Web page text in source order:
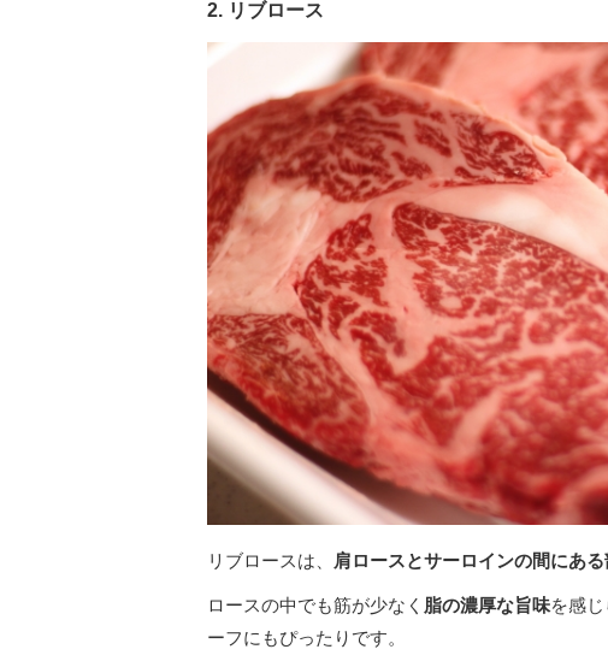
2. リブロース
リブロースは、 肩ロースとサーロインの間にあ
ロースの中でも筋が少なく 脂の濃厚な旨味を感
ーフにもぴったりです。